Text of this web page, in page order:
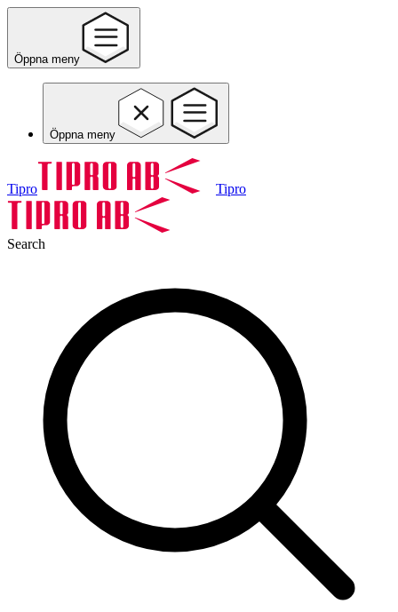
Öppna meny
Öppna meny
Tipro Tipro
Search